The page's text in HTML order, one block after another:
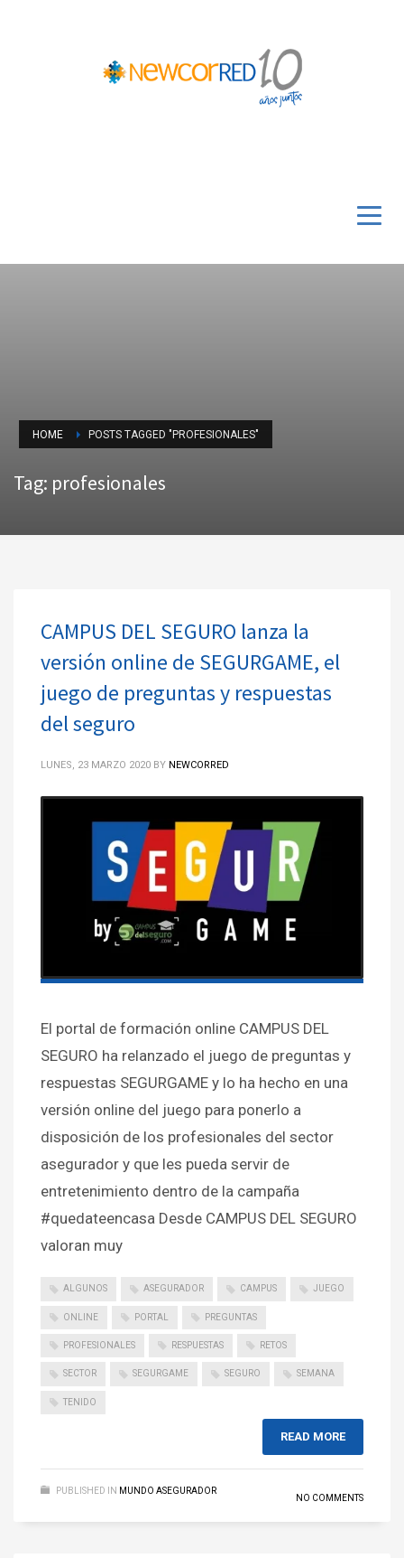
HOME POSTS TAGGED "PROFESIONALES"
Tag: profesionales
CAMPUS DEL SEGURO lanza la
versión online de SEGURGAME, el
juego de preguntas y respuestas
del seguro
LUNES, 23 MARZO 2020 BY NEWCORRED
El portal de formación online CAMPUS DEL
SEGURO ha relanzado el juego de preguntas y
respuestas SEGURGAME y lo ha hecho en una
versión online del juego para ponerlo a
disposición de los profesionales del sector
asegurador y que les pueda servir de
entretenimiento dentro de la campaña
#quedateencasa Desde CAMPUS DEL SEGURO
valoran muy
ALGUNOS ASEGURADOR CAMPUS JUEGO
ONLINE PORTAL PREGUNTAS
PROFESIONALES RESPUESTAS RETOS
SECTOR SEGURGAME SEGURO SEMANA
TENIDO
READ MORE
PUBLISHED IN MUNDO ASEGURADOR
NO COMMENTS